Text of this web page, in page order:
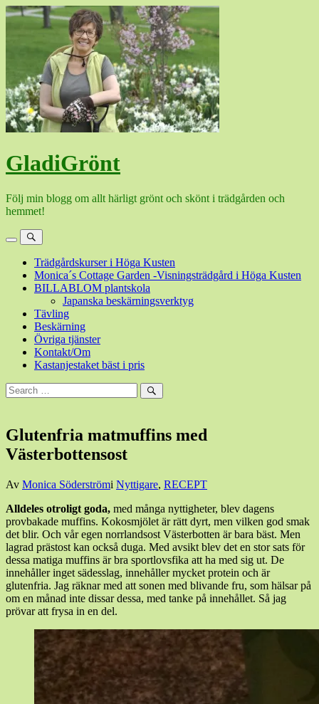
Hoppa
GladiGrönt
Följ min blogg om allt härligt grönt och skönt i trädgården och
hemmet!
MenySök
Trädgårdskurser i Höga Kusten
Monica´s Cottage Garden -Visningsträdgård i Höga Kusten
BILLABLOM plantskola
Japanska beskärningsverktyg
Tävling
Beskärning
Övriga tjänster
Kontakt/Om
Kastanjestaket bäst i pris
Sök
efter:
Sök
Glutenfria matmuffins med
Västerbottensost
Den
mars,
20173
mars,
2017
Av Monica Söderströmi Nyttigare, RECEPT
Alldeles otroligt goda, med många nyttigheter, blev dagens
provbakade muffins. Kokosmjölet är rätt dyrt, men vilken god smak
det blir. Och vår egen norrlandsost Västerbotten är bara bäst. Men
lagrad prästost kan också duga. Med avsikt blev det en stor sats för
dessa matiga muffins är bra sportlovsfika att ha med sig ut. De
innehåller inget sädesslag, innehåller mycket protein och är
glutenfria. Jag räknar med att sonen med blivande fru, som hälsar på
om en månad inte dissar dessa, med tanke på innehållet. Så jag
prövar att frysa in en del.